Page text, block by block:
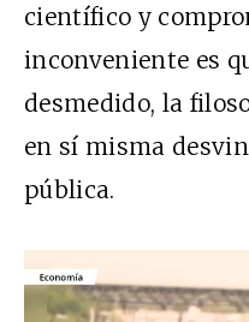
científico y
inconveniente es
desmedido, la
en sí misma
pública.